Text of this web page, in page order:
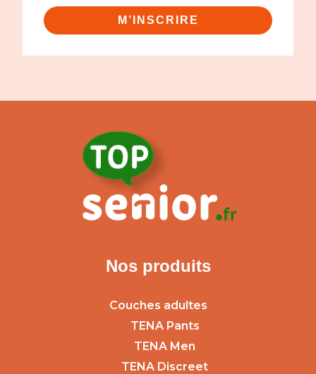
M’INSCRIRE
Nos produits
Couches adultes
TENA Pants
TENA Men
TENA Discreet